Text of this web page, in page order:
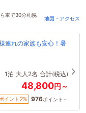
車で30分札幌
地図・アクセス
連れの家族も安心！暑
1泊 大人2名 合計(税込)
48,800円～
ポイント 2% 976ポイント～